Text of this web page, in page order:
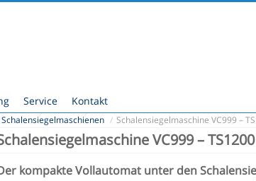
Service Kontakt
Schalensiegelmaschienen / Schalensiegelmaschine VC999 –
VC999 – TS1200
kompakte Vollautomat unter den